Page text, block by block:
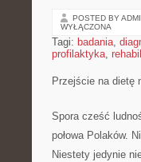
POSTED BY
WYŁĄCZONA
Tagi: badania,
profilaktyka,
Przejście na dietę
Spora cześć
połowa Polaków.
Niestety jedynie